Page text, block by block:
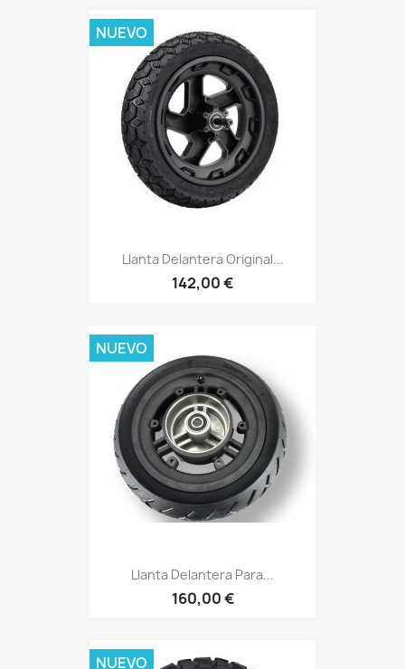
Llanta Delantera Original...
142,00 €
NUEVO
Llanta Delantera Para...
160,00 €
NUEVO
NUEVO